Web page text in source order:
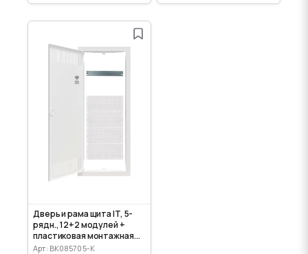
Дверь и рама щита IT, 5-
рядн., 12+2 модулей +
пластиковая монтажная
панель
Арт: BK085705-K